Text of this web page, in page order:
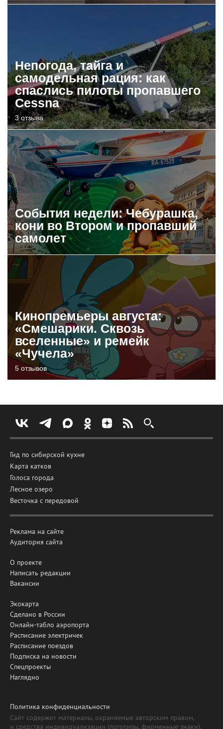
Непогода, тайга и
самодельная рация: как
спаслись пилоты пропавшего
Cessna
3 отзыва
События недели: Чебурашка,
кони во Втором и пропавший
самолет
Кинопремьеры августа:
«Смешарики. Сквозь
вселенные» и ремейк
«Чучела»
5 отзывов
Гид по сибирской кухне
Карта катков
Голоса города
Лесное озеро
Весточка с передовой
Реклама на сайте
Аудитория сайта
О проекте
Написать редакции
Вакансии
Экокарта
Сделано в России
Онлайн-табло аэропорта
Расписание электричек
Расписание поездов
Подписка на новости
Спецпроекты
Наглядно
Политика конфиденциальности
Сайт содержит материалы, охраняемые авторским правом,
и средства индивидуализации (логотипы, фирменные знаки).